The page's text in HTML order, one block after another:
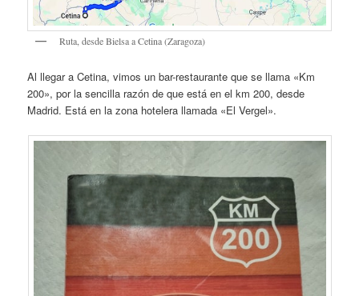
Ruta, desde Bielsa a Cetina (Zaragoza)
Al llegar a Cetina, vimos un bar-restaurante que se llama «Km
200», por la sencilla razón de que está en el km 200, desde
Madrid. Está en la zona hotelera llamada «El Vergel».